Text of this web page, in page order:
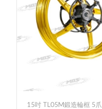
15吋 TL05M鍛造輪框 5爪